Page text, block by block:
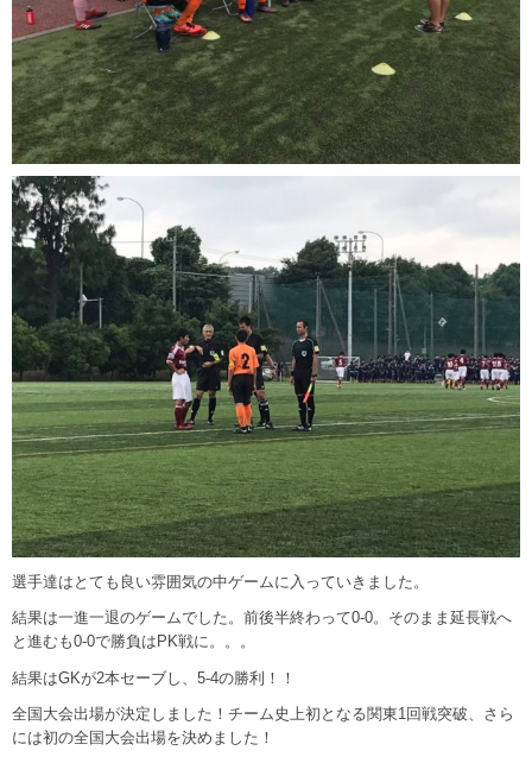
選手達はとても良い雰囲気の中ゲームに入っていきました。
結果は一進一退のゲームでした。前後半終わって0-0。そのまま延長戦へ
と進むも0-0で勝負はPK戦に。。。
結果はGKが2本セーブし、5-4の勝利！！
全国大会出場が決定しました！チーム史上初となる関東1回戦突破、さら
には初の全国大会出場を決めました！